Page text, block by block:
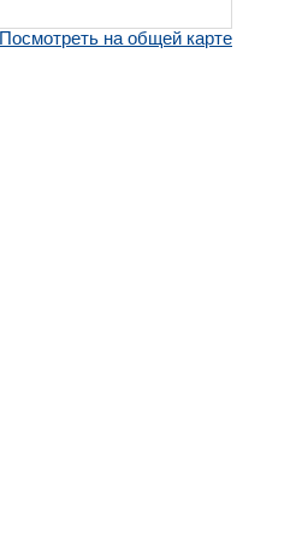
Посмотреть на общей карте